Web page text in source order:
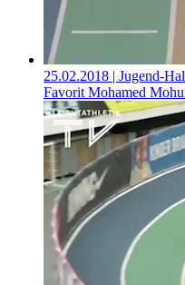
25.02.2018 | Jugend-
Favorit Mohamed